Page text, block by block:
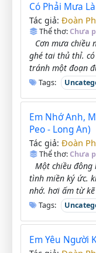
Có Phải Mưa
Tác giả: Đoàn
Thể thơ:Chưa
Cơn mưa chiều
ghé tai thủ thỉ.
tránh một đoạn
Tags:
Em Nhớ Anh,
Peo - Long An)
Tác giả: Đoàn
Thể thơ:Chưa
Một chiều
tình miền ký ức.
nhớ. hơi ấm từ
Tags:
Em Yêu Người